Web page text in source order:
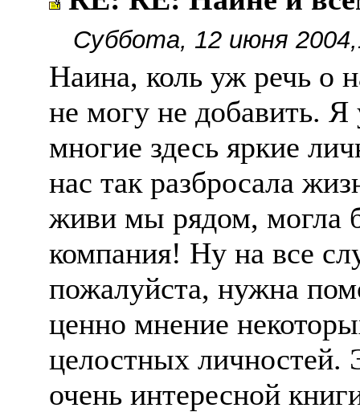
Суббота, 12 июня
Наина, коль уж речь о
не могу не добавить. Я
многие здесь яркие
нас так разбросала
живи мы рядом, могла
компания! Ну на все
пожалуйста, нужна
ценно мнение
целостных личностей.
очень интересной